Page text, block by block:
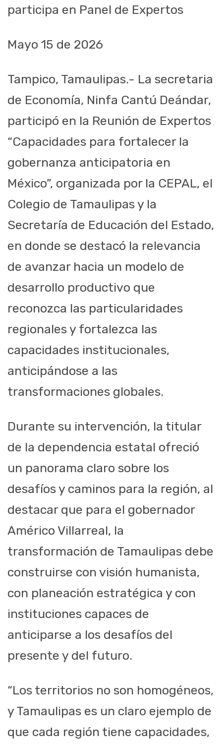
participa en Panel de Expertos
Mayo 15 de 2026
Tampico, Tamaulipas.- La secretaria
de Economía, Ninfa Cantú Deándar,
participó en la Reunión de Expertos
“Capacidades para fortalecer la
gobernanza anticipatoria en
México”, organizada por la CEPAL, el
Colegio de Tamaulipas y la
Secretaría de Educación del Estado,
en donde se destacó la relevancia
de avanzar hacia un modelo de
desarrollo productivo que
reconozca las particularidades
regionales y fortalezca las
capacidades institucionales,
anticipándose a las
transformaciones globales.
Durante su intervención, la titular
de la dependencia estatal ofreció
un panorama claro sobre los
desafíos y caminos para la región, al
destacar que para el gobernador
Américo Villarreal, la
transformación de Tamaulipas debe
construirse con visión humanista,
con planeación estratégica y con
instituciones capaces de
anticiparse a los desafíos del
presente y del futuro.
“Los territorios no son homogéneos,
y Tamaulipas es un claro ejemplo de
que cada región tiene capacidades,